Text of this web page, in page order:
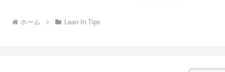
ホーム Lean In Tips